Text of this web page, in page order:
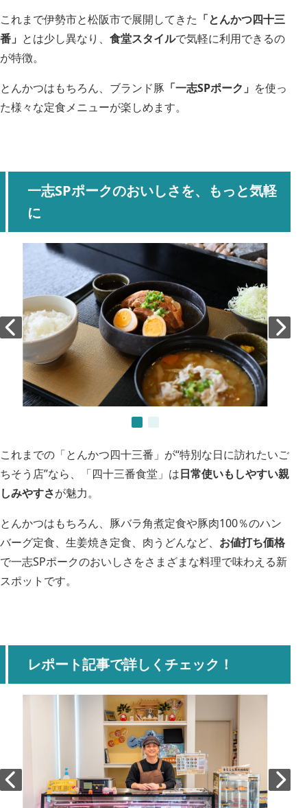
これまで伊勢市と松阪市で展開してきた 「とんかつ四十三
番」 とは少し異なり、 食堂スタイルで気軽に利用できるの
が特徴。
とんかつはもちろん、ブランド豚 「一志SPポーク」 を使っ
た様々な定食メニューが楽しめます。
一志SPポークのおいしさを、もっと気軽
に
これまでの「とんかつ四十三番」が“特別な日に訪れたいご
ちそう店”なら、「四十三番食堂」は日常使いもしやすい親
しみやすさが魅力。
とんかつはもちろん、豚バラ角煮定食や豚肉100％のハン
バーグ定食、生姜焼き定食、肉うどんなど、 お値打ち価格
で一志SPポークのおいしさをさまざまな料理で味わえる新
スポットです。
レポート記事で詳しくチェック！